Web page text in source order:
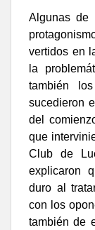
Algunas de
vertidos en
la
también
sucedieron
del
que
Club de
explicaron
duro al
con los
también de